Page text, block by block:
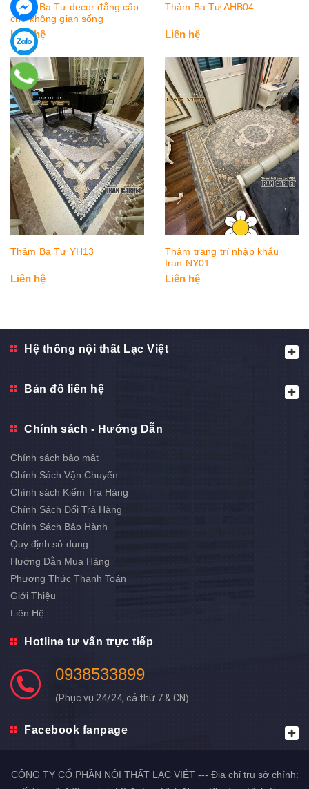
Thảm Ba Tư decor đẳng cấp
cho không gian sống
Liên hệ
Thảm Ba Tư YH13
Liên hệ
Thảm Ba Tư AHB04
Liên hệ
Thảm trang trí nhập khẩu
Iran NY01
Liên hệ
Hệ thống nội thất Lạc Việt
Bản đồ liên hệ
Chính sách - Hướng Dẫn
Chính sách bảo mật
Chính Sách Vận Chuyển
Chính sách Kiểm Tra Hàng
Chính Sách Đổi Trả Hàng
Chính Sách Bảo Hành
Quy định sử dụng
Hướng Dẫn Mua Hàng
Phương Thức Thanh Toán
Giới Thiệu
Liên Hệ
Hotline tư vấn trực tiếp
0938533899
(Phục vụ 24/24, cả thứ 7 & CN)
Facebook fanpage
CÔNG TY CỔ PHẦN NỘI THẤT LẠC VIỆT --- Địa chỉ trụ sở chính: